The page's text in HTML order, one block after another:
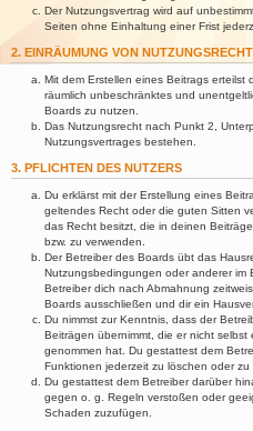
Der Nutzungsvertrag wird auf
Seiten ohne Einhaltung einer Frist
2. EINRÄUMUNG VON
Mit dem Erstellen eines Beitrags erteilst
räumlich unbeschränktes und
Boards zu nutzen.
Das Nutzungsrecht nach Punkt 2,
Nutzungsvertrages bestehen.
3. PFLICHTEN DES NUTZERS
Du erklärst mit der Erstellung eines
geltendes Recht oder die guten Sitten
das Recht besitzt, die in deinen
bzw. zu verwenden.
Der Betreiber des Boards übt das
Nutzungsbedingungen oder anderer im
Betreiber dich nach Abmahnung
Boards ausschließen und dir ein
Du nimmst zur Kenntnis, dass der
Beiträgen übernimmt, die er nicht
genommen hat. Du gestattest dem
Funktionen jederzeit zu löschen oder zu
Du gestattest dem Betreiber darüber
gegen o. g. Regeln verstoßen oder
Schaden zuzufügen.